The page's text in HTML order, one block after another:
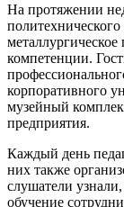
На протяжении
компетенции.
корпоративного
музейный
предприятия.
Каждый день
них также
слушатели
обучение